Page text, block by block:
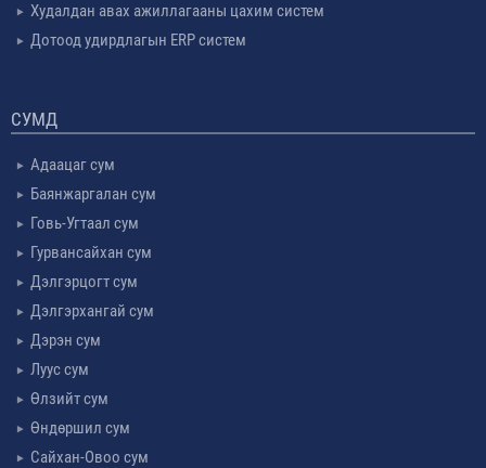
Худалдан авах ажиллагааны цахим систем
Дотоод удирдлагын ERP систем
СУМД
Адаацаг сум
Баянжаргалан сум
Говь-Угтаал сум
Гурвансайхан сум
Дэлгэрцогт сум
Дэлгэрхангай сум
Дэрэн сум
Луус сум
Өлзийт сум
Өндөршил сум
Сайхан-Овоо сум